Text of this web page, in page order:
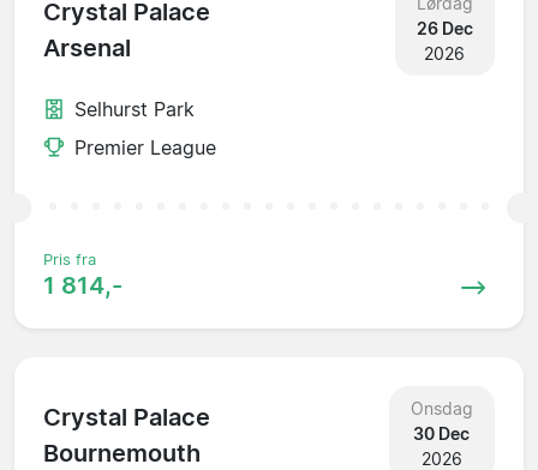
Crystal Palace
Arsenal
26 Dec
2026
Selhurst Park
Premier League
Pris fra
1 814,-
Crystal Palace
Bournemouth
Onsdag
30 Dec
2026